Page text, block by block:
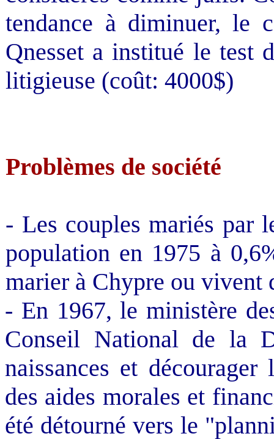
tendance à diminuer, le
Qnesset a institué le test
litigieuse (coût: 4000$)
Problèmes de société
- Les couples mariés par
population en 1975 à
marier à Chypre ou vivent
- En 1967, le ministère
Conseil National de la
naissances et
des aides morales et
été détourné vers le